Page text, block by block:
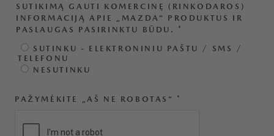
SUTIKIMĄ GAUTI KOMERCINĘ (RINKODAROS)
INFORMACIJĄ APIE „MAZDA“ PRODUKTUS IR
PASLAUGAS PASIRINKTU BŪDU. *
SUTINKU - ELEKTRONINIU PAŠTU / SMS /
TELEFONU
NESUTINKU
PAŽYMĖKITE „AŠ NE ROBOTAS“ *